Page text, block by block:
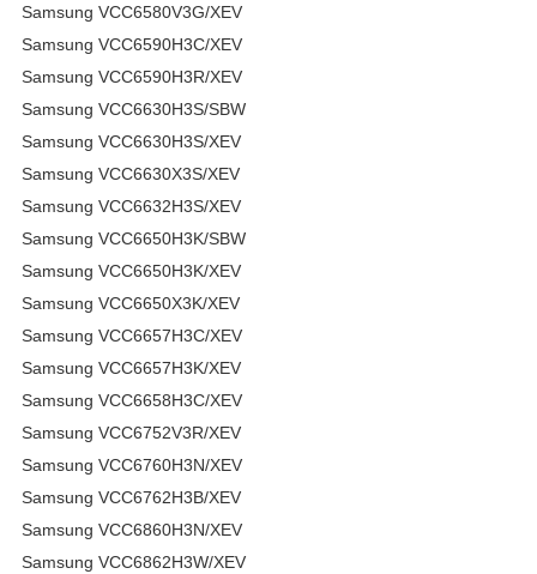
Samsung VCC6580V3G/XEV
Samsung VCC6590H3C/XEV
Samsung VCC6590H3R/XEV
Samsung VCC6630H3S/SBW
Samsung VCC6630H3S/XEV
Samsung VCC6630X3S/XEV
Samsung VCC6632H3S/XEV
Samsung VCC6650H3K/SBW
Samsung VCC6650H3K/XEV
Samsung VCC6650X3K/XEV
Samsung VCC6657H3C/XEV
Samsung VCC6657H3K/XEV
Samsung VCC6658H3C/XEV
Samsung VCC6752V3R/XEV
Samsung VCC6760H3N/XEV
Samsung VCC6762H3B/XEV
Samsung VCC6860H3N/XEV
Samsung VCC6862H3W/XEV